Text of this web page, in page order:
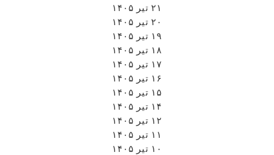
۲۱ تیر ۱۴۰۵
۲۰ تیر ۱۴۰۵
۱۹ تیر ۱۴۰۵
۱۸ تیر ۱۴۰۵
۱۷ تیر ۱۴۰۵
۱۶ تیر ۱۴۰۵
۱۵ تیر ۱۴۰۵
۱۴ تیر ۱۴۰۵
۱۲ تیر ۱۴۰۵
۱۱ تیر ۱۴۰۵
۱۰ تیر ۱۴۰۵